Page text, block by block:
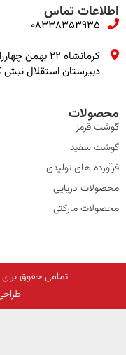
اطلاعات تماس
08338353935
کرمانشاه ۲۲
دبیرستان استقلال نبش کوی ۱۲۷ خانه
محصولات
گوشت قرمز
گوشت سفید
فرآورده های تولیدی
محصولات دریایی
محصولات مارکتی
تمامی حقوق